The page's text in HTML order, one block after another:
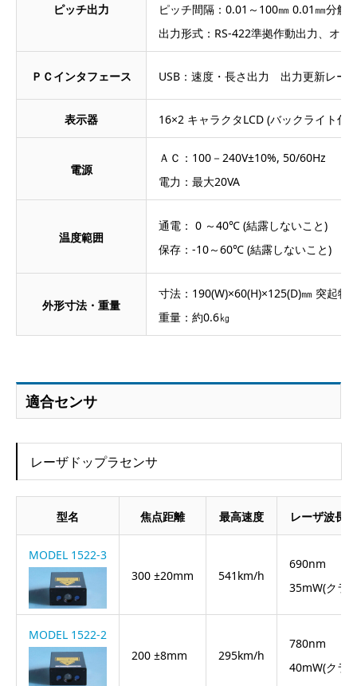
ピッチ出力
ピッチ間隔：0.01～100㎜ 0.01㎜分解
出力形式：RS-422準拠作動出力、オー
ＰＣインタフェース USB：速度・長さ出力 出力更新レー
表示器 16×2 キャラクタLCD (バックライト付)
電源
ＡＣ：100－240V±10%, 50/60Hz
電力：最大20VA
温度範囲
通電： 0 ～40℃ (結露しないこと)
保存：-10～60℃ (結露しないこと)
外形寸法・重量
寸法：190(W)×60(H)×125(D)㎜ 突起物
重量：約0.6㎏
適合センサ
レーザドップラセンサ
型名 焦点距離 最高速度 レーザ波長
MODEL 1522-3
300 ±20mm
541km/h
690nm
35mW(クラ
MODEL 1522-2
200 ±8mm
295km/h
780nm
40mW(クラ